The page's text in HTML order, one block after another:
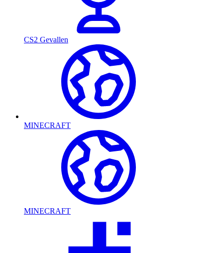
CS2 Gevallen
MINECRAFT
MINECRAFT